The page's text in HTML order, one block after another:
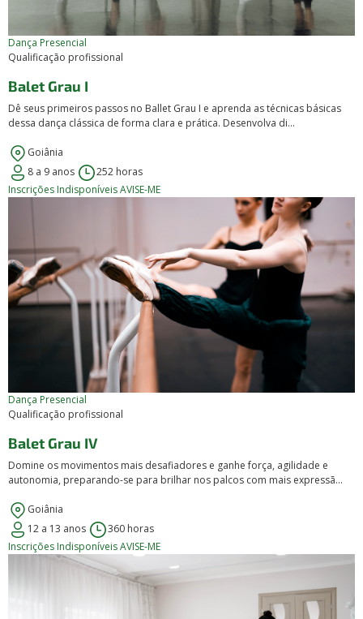
Dança Presencial
Qualificação profissional
Balet Grau I
Dê seus primeiros passos no Ballet Grau I e aprenda as técnicas básicas
dessa dança clássica de forma clara e prática. Desenvolva di...
Goiânia
8 a 9 anos
252 horas
Inscrições IndisponíveisAVISE-ME
Dança Presencial
Qualificação profissional
Balet Grau IV
Domine os movimentos mais desafiadores e ganhe força, agilidade e
autonomia, preparando-se para brilhar nos palcos com mais expressã...
Goiânia
12 a 13 anos
360 horas
Inscrições IndisponíveisAVISE-ME